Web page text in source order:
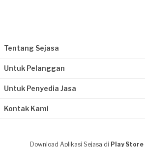
Tentang Sejasa
Untuk Pelanggan
Untuk Penyedia Jasa
Kontak Kami
Download Aplikasi Sejasa di Play Store